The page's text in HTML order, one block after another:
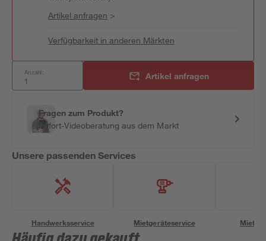
Artikel anfragen >
Verfügbarkeit in anderen Märkten
Anzahl: Artikel anfragen
Fragen zum Produkt?
Sofort-Videoberatung aus dem Markt
Unsere passenden Services
Handwerksservice Mietgeräteservice